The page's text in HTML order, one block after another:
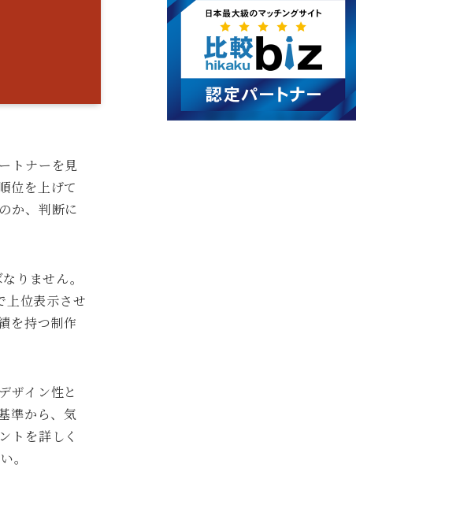
トナーを見
位を上げて
か、判断に
りません。
上位表示させ
を持つ制作
ザイン性と
準から、気
トを詳しく
。